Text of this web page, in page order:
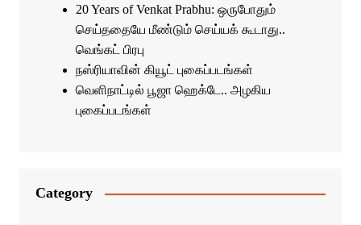
20 Years of Venkat Prabhu: ஒருபோதும்
செய்ததையே மீண்டும் செய்யக் கூடாது..
வெங்கட் பிரபு
நஸ்ரியாவின் கியூட் புகைப்படங்கள்
வெளிநாட்டில் பூஜா ஹெக்டே.. அழகிய
புகைப்படங்கள்
Category